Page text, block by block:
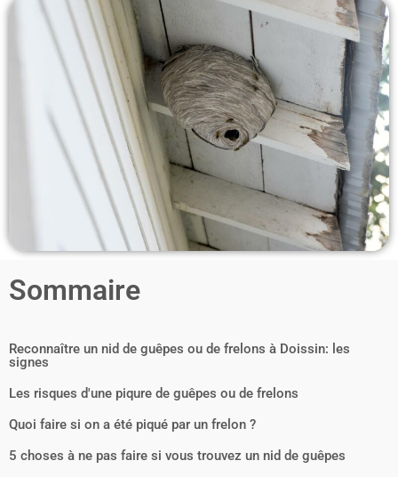
Sommaire
Reconnaître un nid de guêpes ou de frelons à Doissin: les
signes
Les risques d'une piqure de guêpes ou de frelons
Quoi faire si on a été piqué par un frelon ?
5 choses à ne pas faire si vous trouvez un nid de guêpes